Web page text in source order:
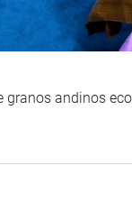
andinos